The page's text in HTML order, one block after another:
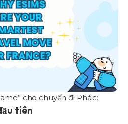
cho chuyến đi Pháp:
tiên